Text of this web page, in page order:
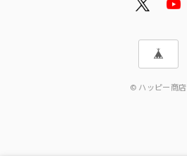
© ハッピー商店